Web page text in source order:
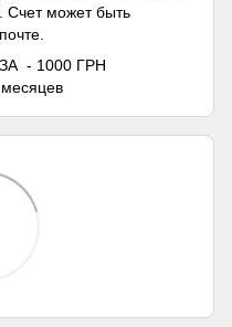
Счет может быть
- 1000 ГРН